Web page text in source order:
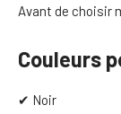
Avant de choisir
Couleurs
✔ Noir